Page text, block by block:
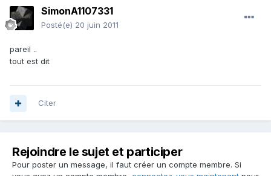
SimonA1107331
Posté(e) 20 juin 2011
pareil ..
tout est dit
Citer
Rejoindre le sujet et participer
Pour poster un message, il faut créer un compte membre. Si